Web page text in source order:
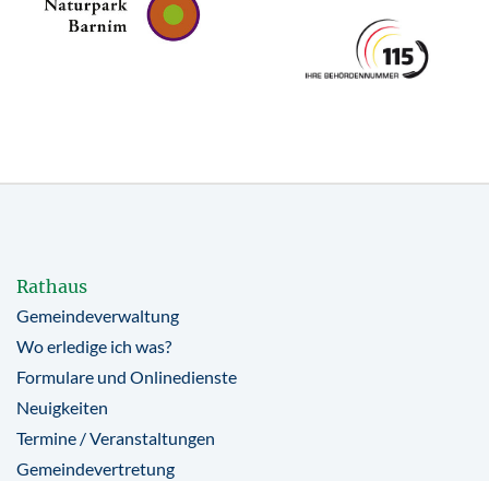
Rathaus
Gemeindeverwaltung
Wo erledige ich was?
Formulare und Onlinedienste
Neuigkeiten
Termine / Veranstaltungen
Gemeindevertretung